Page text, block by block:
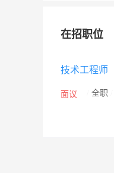
在招职位
技术工程师
面议 全职